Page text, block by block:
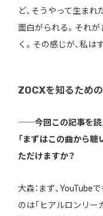
ど、そうやって生まれ
面白がられる。それが
く。その感じが、私は
ZOCXを知るため
──今回この記事を読
「まずはこの曲から
ただけますか？
大森：まず、YouTube
のは「ヒアルロンリー